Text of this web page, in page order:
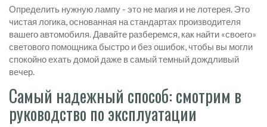
Определить нужную лампу - это не магия и не лотерея. Это
чистая логика, основанная на стандартах производителя
вашего автомобиля. Давайте разберемся, как найти «своего»
светового помощника быстро и без ошибок, чтобы вы могли
спокойно ехать домой даже в самый темный дождливый
вечер.
Самый надежный способ: смотрим в
руководство по эксплуатации